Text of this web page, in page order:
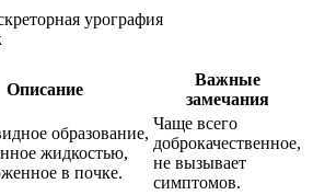
Описание
Важные
замечания
образование,
жидкостью,
в почке.
Чаще всего
доброкачественное,
не вызывает
симптомов.